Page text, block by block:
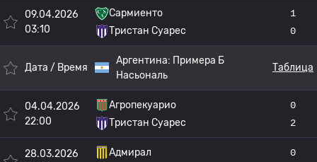
09.04.2026
03:10
Сармиенто
Тристан Суарес
1
0
Дата / Время
Аргентина: Примера Б
Насьональ
Таблица
04.04.2026
22:00
Агропекуарио
Тристан Суарес
0
2
28.03.2026
Адмирал
0